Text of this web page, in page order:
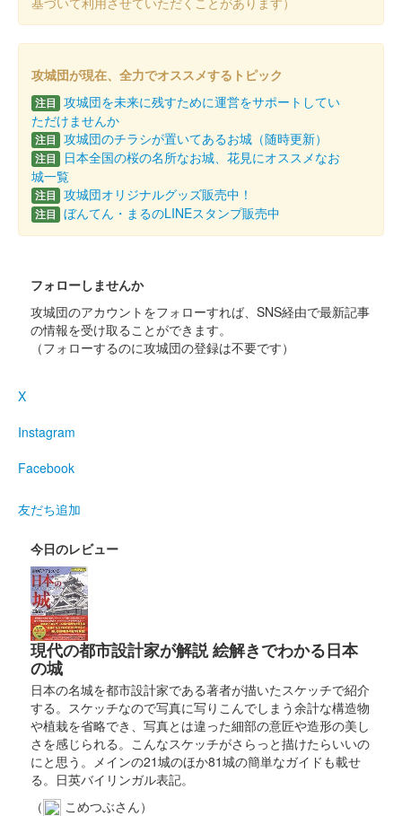
蒼海城 御城印 夏限定版
ぐんま特使Menkoiガールズが文字を担当した。
蒼海城 御城印 群馬戦国御城印サミット開催記念版
ぐんま特使Menkoiガールズが文字を担当した。
蒼海城 御城印
蒼海城 御城印
蒼海城 御城印
蒼海城 御城印
販売終了
蒼海城 御城印
蒼海城 御城印 前橋花火大会開催記念金箔押版
前橋花火大会の写真とコラボし、箔押を使用した御城印。200枚
限定
蒼海城 御城印
攻城団が現在、全力でオススメするトピック
注目 攻城団を未来に残すために運営をサポートしてい
ただけませんか
注目 攻城団のチラシが置いてあるお城（随時更新）
注目
日本全国の桜の名所なお城、花見にオススメなお
城一覧
注目 攻城団オリジナルグッズ販売中！
注目 ぼんてん・まるのLINEスタンプ販売中
フォローしませんか
攻城団のアカウントをフォローすれば、SNS経由で最新記事
の情報を受け取ることができます。
（フォローするのに攻城団の登録は不要です）
X
Instagram
Facebook
友だち追加
今日のレビュー
現代の都市設計家が解説 絵解きでわかる日本
の城
日本の名城を都市設計家である著者が描いたスケッチで紹介
する。スケッチなので写真に写りこんでしまう余計な構造物
や植栽を省略でき、写真とは違った細部の意匠や造形の美し
さを感じられる。こんなスケッチがさらっと描けたらいいの
にと思う。メインの21城のほか81城の簡単なガイドも載せ
る。日英バイリンガル表記。
（
こめつぶさん）